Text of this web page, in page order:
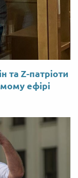
та Z-патріоти
ефірі